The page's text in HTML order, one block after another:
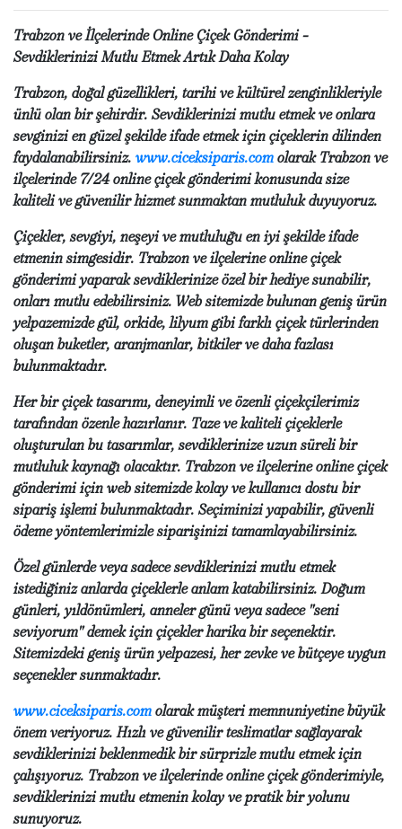
Trabzon ve İlçelerinde Online Çiçek Gönderimi -
Sevdiklerinizi Mutlu Etmek Artık Daha Kolay
Trabzon, doğal güzellikleri, tarihi ve kültürel zenginlikleriyle
ünlü olan bir şehirdir. Sevdiklerinizi mutlu etmek ve onlara
sevginizi en güzel şekilde ifade etmek için çiçeklerin dilinden
faydalanabilirsiniz. www.ciceksiparis.com olarak Trabzon ve
ilçelerinde 7/24 online çiçek gönderimi konusunda size
kaliteli ve güvenilir hizmet sunmaktan mutluluk duyuyoruz.
Çiçekler, sevgiyi, neşeyi ve mutluluğu en iyi şekilde ifade
etmenin simgesidir. Trabzon ve ilçelerine online çiçek
gönderimi yaparak sevdiklerinize özel bir hediye sunabilir,
onları mutlu edebilirsiniz. Web sitemizde bulunan geniş ürün
yelpazemizde gül, orkide, lilyum gibi farklı çiçek türlerinden
oluşan buketler, aranjmanlar, bitkiler ve daha fazlası
bulunmaktadır.
Her bir çiçek tasarımı, deneyimli ve özenli çiçekçilerimiz
tarafından özenle hazırlanır. Taze ve kaliteli çiçeklerle
oluşturulan bu tasarımlar, sevdiklerinize uzun süreli bir
mutluluk kaynağı olacaktır. Trabzon ve ilçelerine online çiçek
gönderimi için web sitemizde kolay ve kullanıcı dostu bir
sipariş işlemi bulunmaktadır. Seçiminizi yapabilir, güvenli
ödeme yöntemlerimizle siparişinizi tamamlayabilirsiniz.
Özel günlerde veya sadece sevdiklerinizi mutlu etmek
istediğiniz anlarda çiçeklerle anlam katabilirsiniz. Doğum
günleri, yıldönümleri, anneler günü veya sadece "seni
seviyorum" demek için çiçekler harika bir seçenektir.
Sitemizdeki geniş ürün yelpazesi, her zevke ve bütçeye uygun
seçenekler sunmaktadır.
www.ciceksiparis.com olarak müşteri memnuniyetine büyük
önem veriyoruz. Hızlı ve güvenilir teslimatlar sağlayarak
sevdiklerinizi beklenmedik bir sürprizle mutlu etmek için
çalışıyoruz. Trabzon ve ilçelerinde online çiçek gönderimiyle,
sevdiklerinizi mutlu etmenin kolay ve pratik bir yolunu
sunuyoruz.